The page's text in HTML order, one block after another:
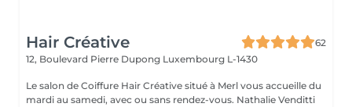
Hair Créative
62
12, Boulevard Pierre Dupong Luxembourg L-1430
Le salon de Coiffure Hair Créative situé à Merl vous accueille du
mardi au samedi, avec ou sans rendez-vous. Nathalie Venditti